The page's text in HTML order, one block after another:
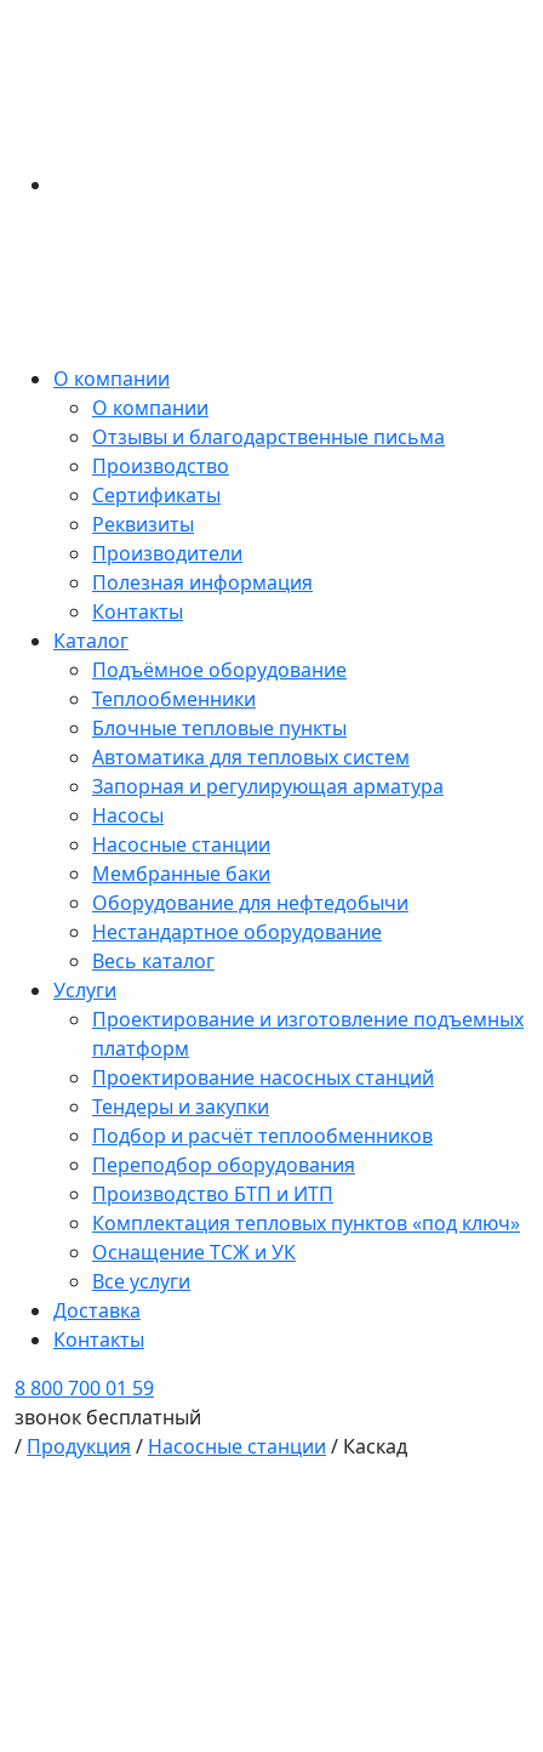
О компании
О компании
Отзывы и благодарственные письма
Производство
Сертификаты
Реквизиты
Производители
Полезная информация
Контакты
Каталог
Подъёмное оборудование
Теплообменники
Блочные тепловые пункты
Автоматика для тепловых систем
Запорная и регулирующая арматура
Насосы
Насосные станции
Мембранные баки
Оборудование для нефтедобычи
Нестандартное оборудование
Весь каталог
Услуги
Проектирование и изготовление подъемных
платформ
Проектирование насосных станций
Тендеры и закупки
Подбор и расчёт теплообменников
Переподбор оборудования
Производство БТП и ИТП
Комплектация тепловых пунктов «под ключ»
Оснащение ТСЖ и УК
Все услуги
Доставка
Контакты
8 800 700 01 59
звонок бесплатный
/ Продукция / Насосные станции / Каскад